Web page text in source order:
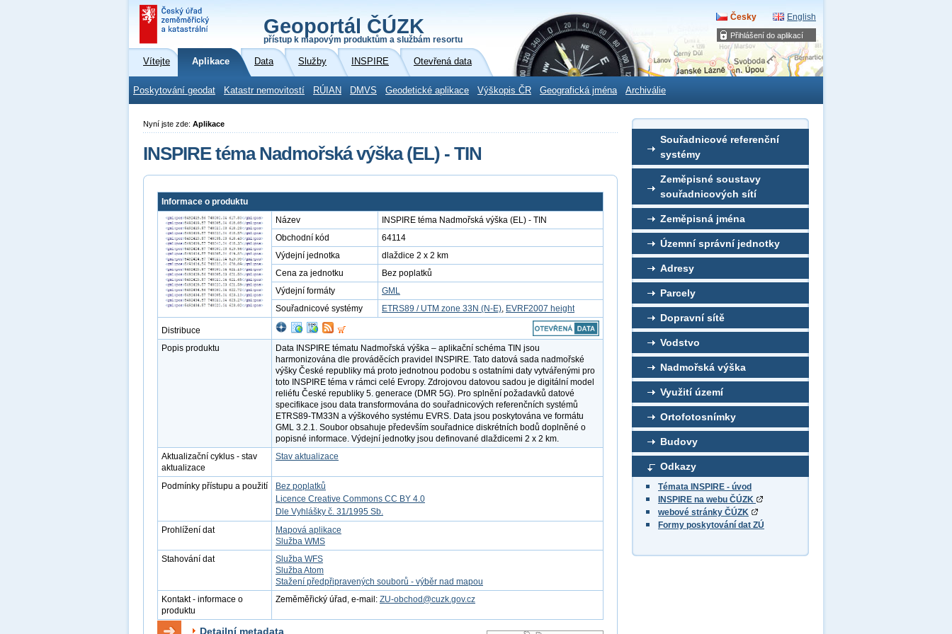
Přihlášení do aplikací
Geoportál ČÚZK
přístup k mapovým produktům a službám resortu
Česky English
Vítejte Aplikace Data Služby INSPIRE Otevřená data
Poskytování geodat Katastr nemovitostí RÚIAN DMVS Geodetické aplikace Výškopis ČR Geografická jména Archiválie
Souřadnicové referenční
systémy
Zeměpisné soustavy
souřadnicových sítí
Zeměpisná jména
Územní správní jednotky
Adresy
Parcely
Dopravní sítě
Vodstvo
Nadmořská výška
Využití území
Ortofotosnímky
Budovy
Odkazy
Témata INSPIRE - úvod
INSPIRE na webu ČÚZK
webové stránky ČÚZK
Formy poskytování dat ZÚ
Nyní jste zde: Aplikace
INSPIRE téma Nadmořská výška (EL) - TIN
Informace o produktu
Název
INSPIRE téma Nadmořská výška (EL) - TIN
Obchodní kód
64114
Výdejní jednotka
dlaždice 2 x 2 km
Cena za jednotku
Bez poplatků
Výdejní formáty
GML
Souřadnicové systémy
ETRS89 / UTM zone 33N (N-E), EVRF2007 height
Distribuce
Popis produktu
Data INSPIRE tématu Nadmořská výška – aplikační schéma TIN jsou
harmonizována dle prováděcích pravidel INSPIRE. Tato datová sada nadmořské
výšky České republiky má proto jednotnou podobu s ostatními daty vytvářenými pro
toto INSPIRE téma v rámci celé Evropy. Zdrojovou datovou sadou je digitální model
reliéfu České republiky 5. generace (DMR 5G). Pro splnění požadavků datové
specifikace jsou data transformována do souřadnicových referenčních systémů
ETRS89-TM33N a výškového systému EVRS. Data jsou poskytována ve formátu
GML 3.2.1. Soubor obsahuje především souřadnice diskrétních bodů doplněné o
popisné informace. Výdejní jednotky jsou definované dlaždicemi 2 x 2 km.
Aktualizační cyklus - stav
aktualizace
Stav aktualizace
Podmínky přístupu a použití
Bez poplatků
Licence Creative Commons CC BY 4.0
Dle Vyhlášky č. 31/1995 Sb.
Prohlížení dat
Mapová aplikace
Služba WMS
Stahování dat
Služba WFS
Služba Atom
Stažení předpřipravených souborů - výběr nad mapou
Kontakt - informace o
produktu
Zeměměřický úřad, e-mail: ZU-obchod@cuzk.gov.cz
Detailní metadata